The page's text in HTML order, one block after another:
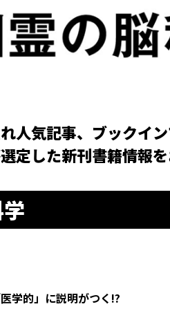
れ人気記事、ブックイ
定した新刊書籍情報を
学的」に説明がつく!?